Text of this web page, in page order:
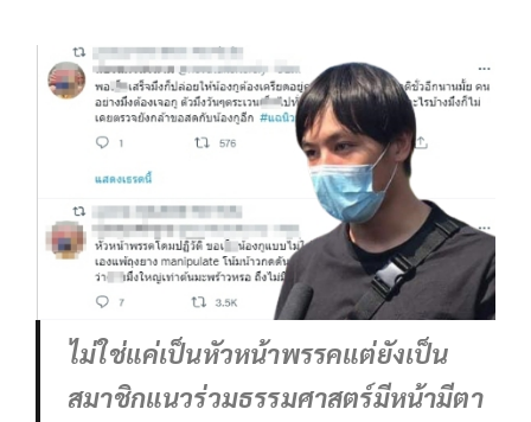
ไม่ใช่แค่เป็นหัวหน้าพรรคแต่ยังเป็น
สมาชิกแนวร่วมธรรมศาสตร์มีหน้ามีตา